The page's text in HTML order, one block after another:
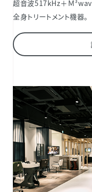
超音波517kHz＋Ｍ
全身トリートメント機器。